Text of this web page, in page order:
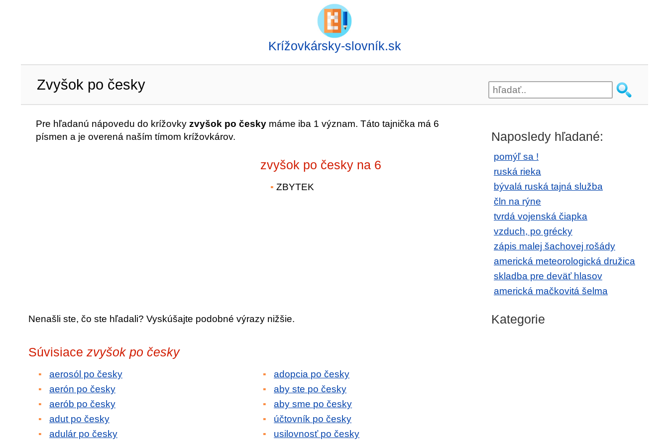
Krížovkársky-slovník.sk
Zvyšok po česky
Pre hľadanú nápovedu do krížovky zvyšok po česky máme iba 1 význam. Táto tajnička má 6
písmen a je overená naším tímom krížovkárov.
zvyšok po česky na 6
ZBYTEK
Nenašli ste, čo ste hľadali? Vyskúšajte podobné výrazy nižšie.
Súvisiace zvyšok po česky
aerosól po česky
aerón po česky
aerób po česky
adut po česky
adulár po česky
adopcia po česky
aby ste po česky
aby sme po česky
účtovník po česky
usilovnosť po česky
Naposledy hľadané:
pomýľ sa !
ruská rieka
bývalá ruská tajná služba
čln na rýne
tvrdá vojenská čiapka
vzduch, po grécky
zápis malej šachovej rošády
americká meteorologická družica
skladba pre deväť hlasov
americká mačkovitá šelma
Kategorie